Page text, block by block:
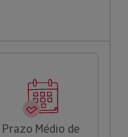
Prazo Médio de